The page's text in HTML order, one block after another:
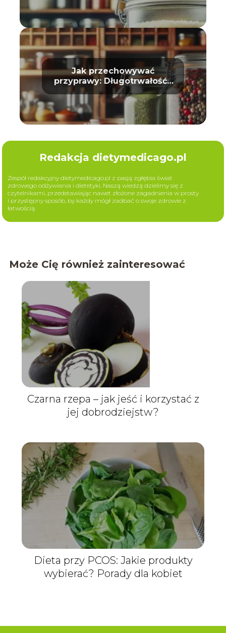
Jak przechowywać
przyprawy: Długotrwałość i
aromat
Redakcja dietymedicago.pl
Zespół redakcyjny dietymedicago.pl z pasją zgłębia świat
zdrowego odżywiania i dietetyki. Naszą wiedzą dzielimy się z
czytelnikami, przedstawiając nawet złożone zagadnienia w prosty
i przystępny sposób, by każdy mógł zadbać o swoje zdrowie z
łatwością.
Może Cię również zainteresować
Czarna rzepa – jak jeść i korzystać z
jej dobrodziejstw?
Dieta przy PCOS: Jakie produkty
wybierać? Porady dla kobiet